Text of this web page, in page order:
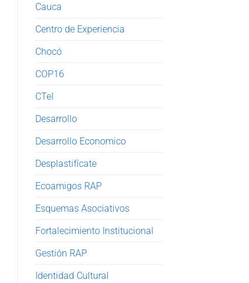
Cauca
Centro de Experiencia
Chocó
COP16
CTeI
Desarrollo
Desarrollo Economico
Desplastifícate
Ecoamigos RAP
Esquemas Asociativos
Fortalecimiento Institucional
Gestión RAP
Identidad Cultural